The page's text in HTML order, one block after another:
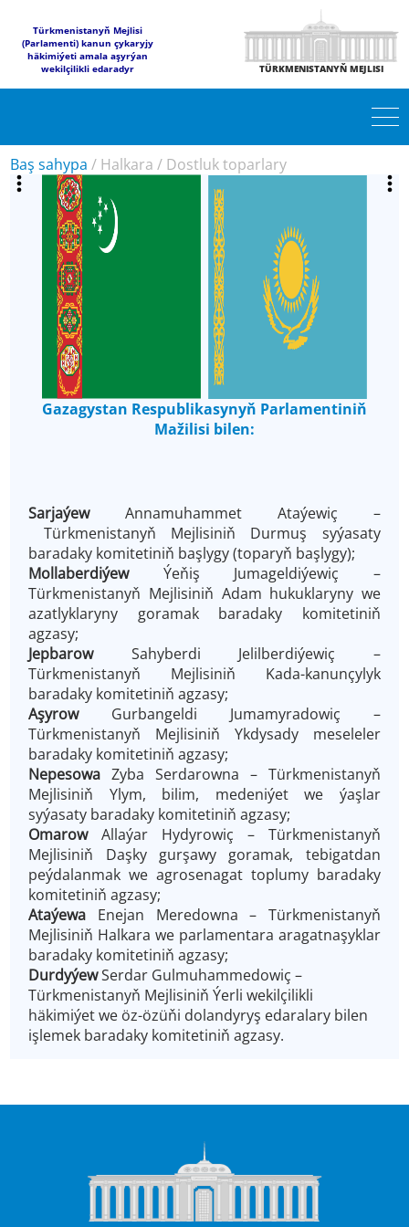
Türkmenistanyň Mejlisi
(Parlamenti) kanun çykaryjy
häkimiýeti amala aşyrýan
wekilçilikli edaradyr
TÜRKMENISTANYŇ MEJLISI
Baş sahypa / Halkara / Dostluk toparlary
Gazagystan Respublikasynyň Parlamentiniň
Mažilisi bilen:
SarjaýewAnnamuhammet Ataýewiç –
Türkmenistanyň Mejlisiniň Durmuş syýasaty
baradaky komitetiniň başlygy (toparyň başlygy);
Mollaberdiýew Ýeňiş Jumageldiýewiç –
Türkmenistanyň Mejlisiniň Adam hukuklaryny we
azatlyklaryny goramak baradaky komitetiniň
agzasy;
Jepbarow Sahyberdi Jelilberdiýewiç –
Türkmenistanyň Mejlisiniň Kada-kanunçylyk
baradaky komitetiniň agzasy;
Aşyrow Gurbangeldi Jumamyradowiç –
Türkmenistanyň Mejlisiniň Ykdysady meseleler
baradaky komitetiniň agzasy;
NepesowaZyba Serdarowna – Türkmenistanyň
Mejlisiniň Ylym, bilim, medeniýet we ýaşlar
syýasaty baradaky komitetiniň agzasy;
OmarowAllaýar Hydyrowiç
– Türkmenistanyň
Mejlisiniň Daşky gurşawy goramak, tebigatdan
peýdalanmak we agrosenagat toplumy baradaky
komitetiniň agzasy;
Ataýewa Enejan Meredowna – Türkmenistanyň
Mejlisiniň Halkara we parlamentara aragatnaşyklar
baradaky komitetiniň agzasy;
DurdyýewSerdar Gulmuhammedowiç –
Türkmenistanyň Mejlisiniň Ýerli wekilçilikli
häkimiýet we öz-özüňi dolandyryş edaralary bilen
işlemek baradaky komitetiniň agzasy.